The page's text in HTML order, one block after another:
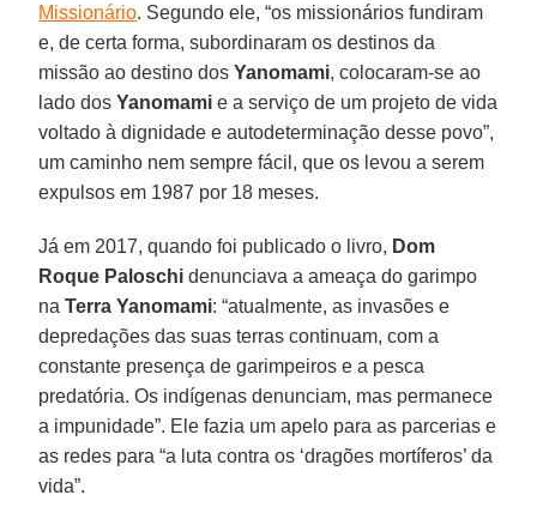
Missionário. Segundo ele, “os missionários fundiram
e, de certa forma, subordinaram os destinos da
missão ao destino dosYanomami, colocaram-se ao
lado dosYanomami e a serviço de um projeto de vida
voltado à dignidade e autodeterminação desse povo”,
um caminho nem sempre fácil, que os levou a serem
expulsos em 1987 por 18 meses.
Já em 2017, quando foi publicado o livro, Dom
Roque Paloschi denunciava a ameaça do garimpo
naTerra Yanomami: “atualmente, as invasões e
depredações das suas terras continuam, com a
constante presença de garimpeiros e a pesca
predatória. Os indígenas denunciam, mas permanece
a impunidade”. Ele fazia um apelo para as parcerias e
as redes para “a luta contra os ‘dragões mortíferos’ da
vida”.